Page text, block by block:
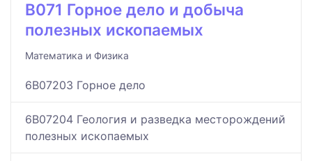
B071 Горное дело и добыча
полезных ископаемых
Математика и Физика
6B07203 Горное дело
6B07204 Геология и разведка месторождений
полезных ископаемых